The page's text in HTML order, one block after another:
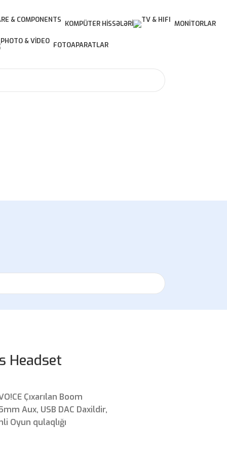
KOMPÜTER HISSƏLƏRI MONITORLAR
FOTOAPARATLAR
Headset
Çıxarılan Boom
Aux, USB DAC Daxildir,
Oyun qulaqlığı